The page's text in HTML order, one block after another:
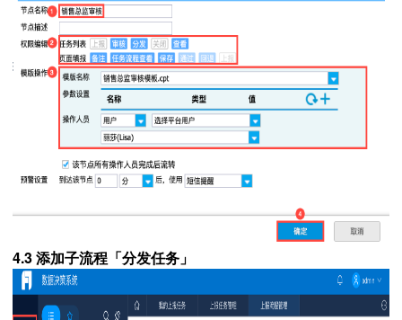
4.3 添加子流程「分发任务」